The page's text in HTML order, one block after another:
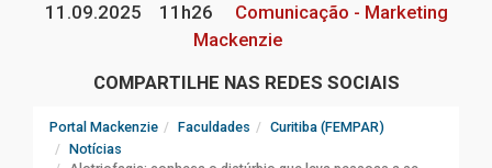
11.09.2025
11h26
Comunicação - Marketing
Mackenzie
COMPARTILHE NAS REDES SOCIAIS
Portal Mackenzie Faculdades
Curitiba (FEMPAR)
Notícias